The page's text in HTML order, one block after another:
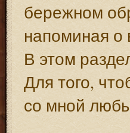
бережном
напоминая о
В этом
Для того,
со мной